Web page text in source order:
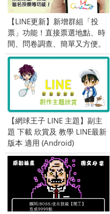
【LINE更新】新增群組「投
票」功能！直接票選地點、時
間、問卷調查、簡單又方便。
【網球王子 LINE 主題】副主
題 下載 欣賞及 教學 LINE最新
版本 適用 (Android)